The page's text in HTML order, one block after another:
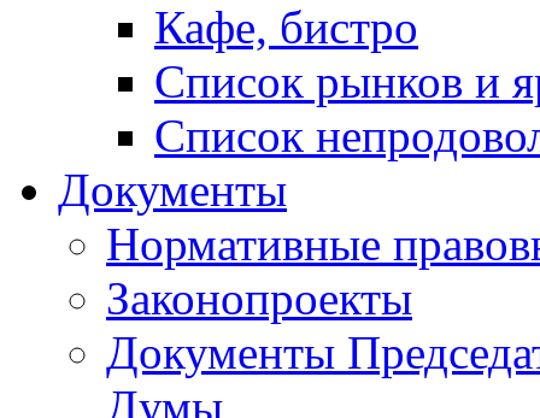
Кафе, бистро
Cписок рынков и
Список
Документы
Нормативные
Законопроекты
Документы
Думы